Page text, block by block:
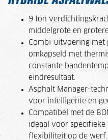
9 ton
middelgrote en
Combi-uitvoering met
omkapseld met
constante
eindresultaat.
Asphalt Manager-
voor intelligente en
Compatibel met de
ideaal voor specifieke
flexibiliteit op de werf.